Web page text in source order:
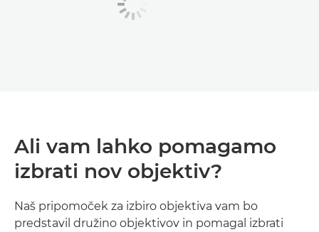
Ali vam lahko pomagamo
izbrati nov objektiv?
Naš pripomoček za izbiro objektiva vam bo
predstavil družino objektivov in pomagal izbrati